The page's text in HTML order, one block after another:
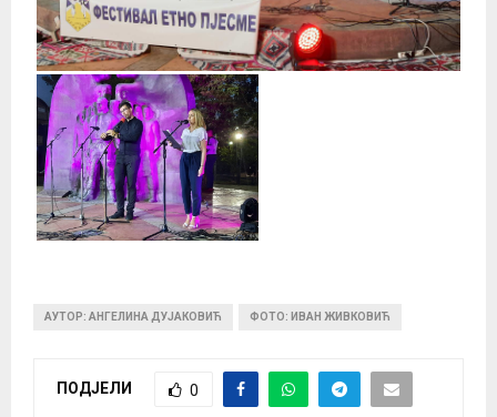
АУТОР: АНГЕЛИНА ДУЈАКОВИЋ ФОТО: ИВАН ЖИВКОВИЋ
ПОДЈЕЛИ 0